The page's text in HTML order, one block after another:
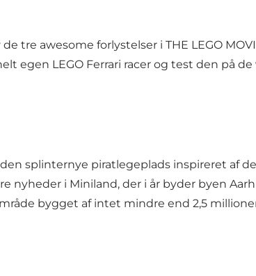
tre awesome forlystelser i THE LEGO
egen LEGO Ferrari racer og test den på
splinternye piratlegeplads inspireret af
nyheder i Miniland, der i år byder byen
bygget af intet mindre end 2,5